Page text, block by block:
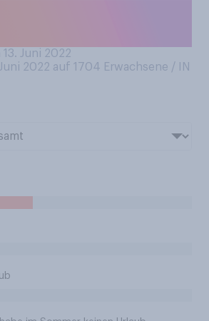
Juni 2022
2022 auf 1704 Erwachsene / IN